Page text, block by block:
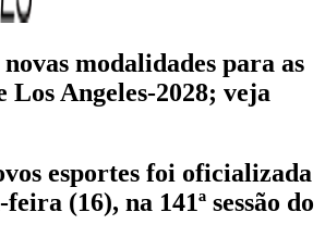
modalidades para as
Los Angeles-2028; veja
esportes foi oficializada
(16), na 141ª sessão do